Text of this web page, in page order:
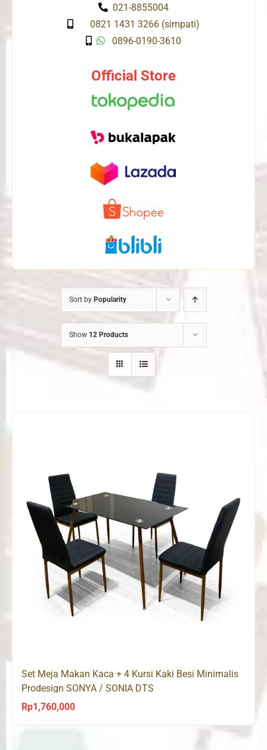
021-8855004
0821 1431 3266 (simpati)
0896-0190-3610
Official Store
Sort by Popularity
Show 12 Products
Set Meja Makan Kaca + 4 Kursi Kaki Besi Minimalis
Prodesign SONYA / SONIA DTS
Rp1,760,000